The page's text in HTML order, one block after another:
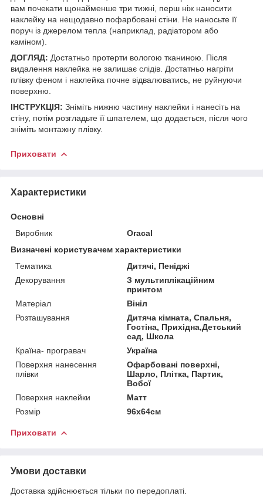
вам почекати щонайменше три тижні, перш ніж наносити
наклейку на нещодавно пофарбовані стіни. Не наносьте її
поруч із джерелом тепла (наприклад, радіатором або
каміном).
ДОГЛЯД: Достатньо протерти вологою тканиною. Після
видалення наклейка не залишає слідів. Достатньо нагріти
плівку феном і наклейка почне відвалюватись, не руйнуючи
поверхню.
ІНСТРУКЦІЯ: Зніміть нижню частину наклейки і нанесіть на
стіну, потім розгладьте її шпателем, що додається, після чого
зніміть монтажну плівку.
Приховати
Характеристики
Основні
Виробник
Oracal
Визначені користувачем характеристики
Тематика
Дитячі, Пеніджі
Декорування
З мультиплікаційним
принтом
Матеріал
Вініл
Розташування
Дитяча кімната, Спальня,
Гостіна, Прихідна,Детський
сад, Школа
Країна- програвач
Україна
Поверхня нанесення
плівки
Офарбовані поверхні,
Шарло, Плітка, Партик,
Вобої
Поверхня наклейки
Матт
Розмір
96х64см
Приховати
Умови доставки
Доставка здійснюється тільки по передоплаті.